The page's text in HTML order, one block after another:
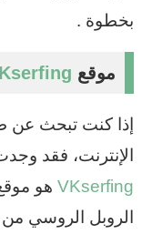
بخطوة .
موقع
إذا كنت تبحث عن
الإنترنت، فقد
VKserfing هو